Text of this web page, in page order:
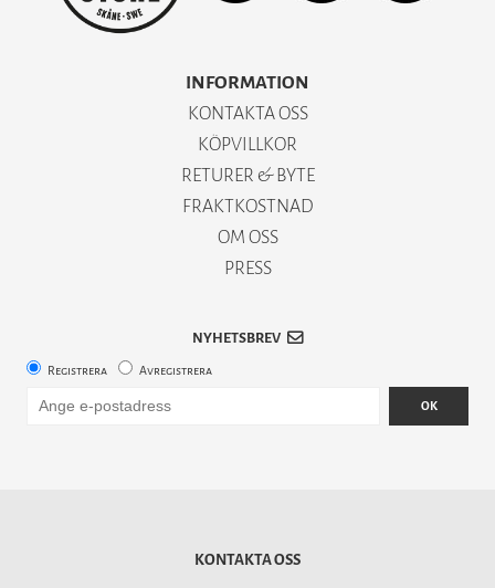
INFORMATION
KONTAKTA OSS
KÖPVILLKOR
RETURER & BYTE
FRAKTKOSTNAD
OM OSS
PRESS
NYHETSBREV
Registrera Avregistrera
OK
KONTAKTA OSS